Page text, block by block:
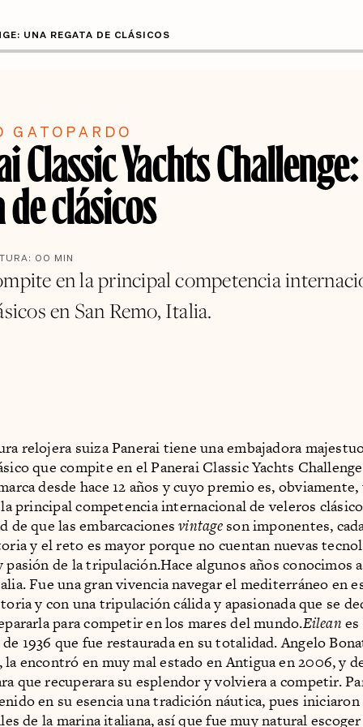
UNA REGATA DE CLÁSICOS
GATOPARDO
Classic Yachts
clásicos
00 MIN
en la principal competencia
en San Remo, Italia.
relojera suiza Panerai tiene una embajadora
que compite en el Panerai Classic Yachts
desde hace 12 años y cuyo premio es,
principal competencia internacional de veleros
de que las embarcacionesvintageson imponentes,
y el reto es mayor porque no cuentan nuevas
pasión de la tripulación.Hace algunos años conocimos
Fue una gran vivencia navegar el mediterráneo en
y con una tripulación cálida y apasionada que se
para competir en los mares del mundo.Eilean
1936 que fue restaurada en su totalidad. Angelo
la encontró en muy mal estado en Antigua en 2006, y
que recuperara su esplendor y volviera a competir.
en su esencia una tradición náutica, pues
de la marina italiana, así que fue muy natural